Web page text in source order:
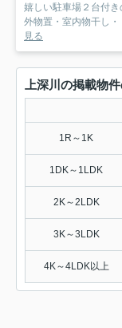
嬉しい駐車場２台付
外物置・室内物干し
見る
上深川の掲載物
1R～1K
1DK～1LDK
2K～2LDK
3K～3LDK
4K～4LDK以上